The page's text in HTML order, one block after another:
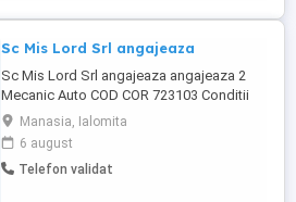
Sc Mis Lord Srl angajeaza
Sc Mis Lord Srl angajeaza angajeaza 2
Mecanic Auto COD COR 723103 Conditii
bune de munca
Manasia, Ialomita
6 august
Telefon validat